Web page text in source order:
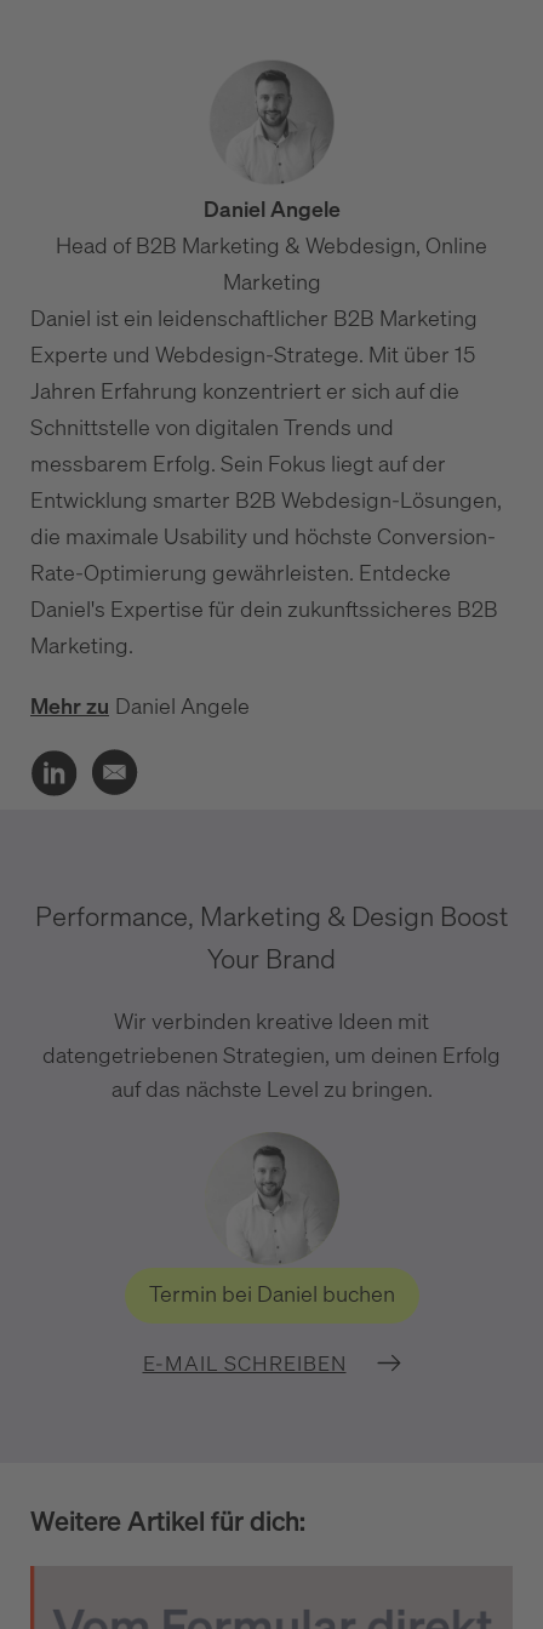
Daniel Angele
Head of B2B Marketing & Webdesign, Online
Marketing
Daniel ist ein leidenschaftlicher B2B Marketing
Experte und Webdesign-Stratege. Mit über 15
Jahren Erfahrung konzentriert er sich auf die
Schnittstelle von digitalen Trends und
messbarem Erfolg. Sein Fokus liegt auf der
Entwicklung smarter B2B Webdesign-Lösungen,
die maximale Usability und höchste Conversion-
Rate-Optimierung gewährleisten. Entdecke
Daniel's Expertise für dein zukunftssicheres B2B
Marketing.
Mehr zu Daniel Angele
Performance, Marketing & Design Boost
Your Brand
Wir verbinden kreative Ideen mit
datengetriebenen Strategien, um deinen Erfolg
auf das nächste Level zu bringen.
Termin bei Daniel buchen
E-MAIL SCHREIBEN
Weitere Artikel für dich: